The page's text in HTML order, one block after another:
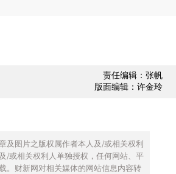
责任编辑：张帆
版面编辑：许金玲
及图片之版权属作者本人及/或相关权利
/或相关权利人单独授权，任何网站、平
。财新网对相关媒体的网站信息内容转